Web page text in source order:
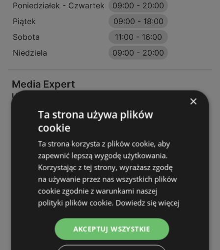
Poniedziałek - Czwartek
09:00 - 20:00
Piątek
09:00 - 18:00
Sobota
11:00 - 16:00
Niedziela
09:00 - 20:00
Media Expert
Ul. Wójtówka 2d
OFERTY: 0
GAZETKI:
1
ODLEGŁOŚĆ: 442,25 km
Poniedziałek - Piątek
09:00-20:00
Sobota
10:00-18:00
×
Ta strona używa plików
cookie
Ta strona korzysta z plików cookie, aby
zapewnić lepszą wygodę użytkowania.
Korzystając z tej strony, wyrażasz zgodę
na używanie przez nas wszystkich plików
cookie zgodnie z warunkami naszej
polityki plików cookie. Dowiedz się więcej
AKCEPTUJ WSZYSTKIE